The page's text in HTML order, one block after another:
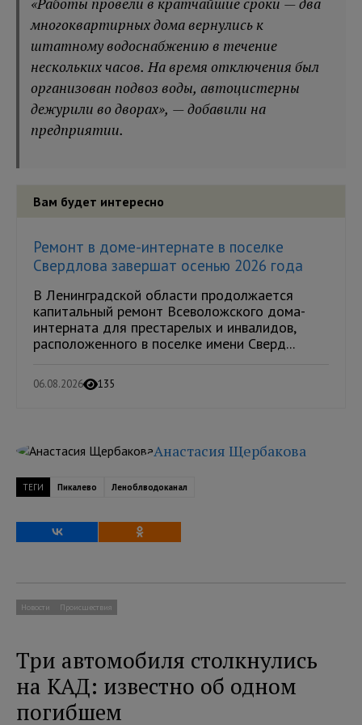
многоквартирных дома вернулись к
штатному водоснабжению в течение
нескольких часов. На время отключения был
организован подвоз воды, автоцистерны
дежурили во дворах», — добавили на
предприятии.
Вам будет интересно
Ремонт в доме-интернате в поселке
Свердлова завершат осенью 2026 года
В Ленинградской области продолжается
капитальный ремонт Всеволожского дома-
интерната для престарелых и инвалидов,
расположенного в поселке имени Сверд...
06.08.2026 135
Анастасия Щербакова
ТЕГИ Пикалево Леноблводоканал
Новости Происшествия
Три автомобиля столкнулись
на КАД: известно об одном
погибшем